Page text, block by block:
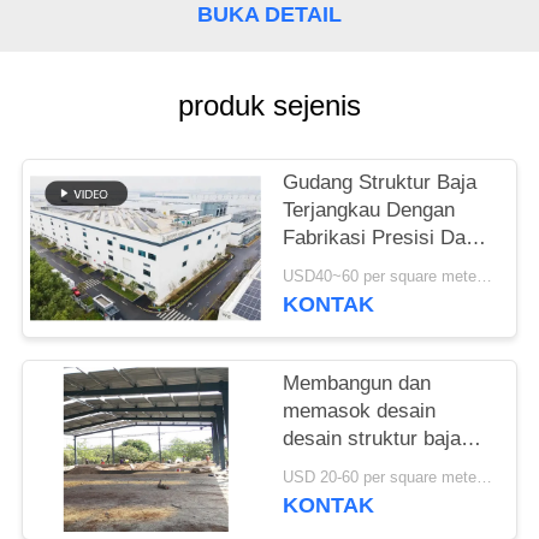
SITEMAP
KEBIJAKAN
PRIVASI
BUKA DETAIL
produk sejenis
Gudang Struktur Baja
Terjangkau Dengan
Fabrikasi Presisi Dan
Solusi Pengiriman Satu
Atap
USD40~60 per square meter MOQ:1000 sqm
KONTAK
Membangun dan
memasok desain
desain struktur baja
untuk bangunan rangka
portal yang
USD 20-60 per square meter MOQ:1000 Meter persegi
KONTAK